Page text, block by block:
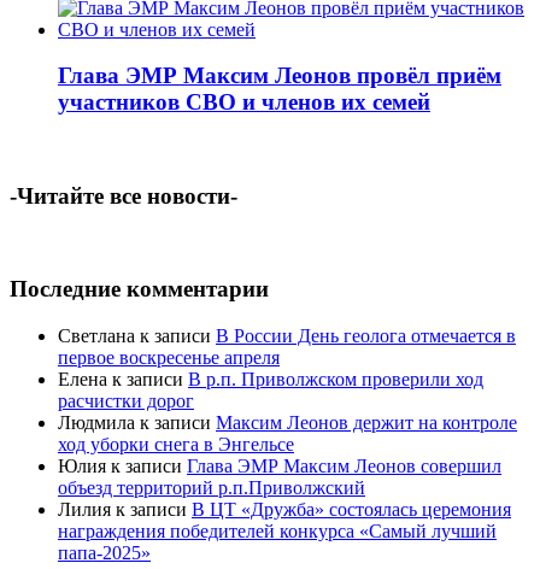
Глава ЭМР Максим Леонов провёл приём
участников СВО и членов их семей
-Читайте все новости-
Последние комментарии
Светлана к записи В России День геолога отмечается в
первое воскресенье апреля
Елена к записи В р.п. Приволжском проверили ход
расчистки дорог
Людмила к записи Максим Леонов держит на контроле
ход уборки снега в Энгельсе
Юлия к записи Глава ЭМР Максим Леонов совершил
объезд территорий р.п.Приволжский
Лилия к записи В ЦТ «Дружба» состоялась церемония
награждения победителей конкурса «Самый лучший
папа-2025»